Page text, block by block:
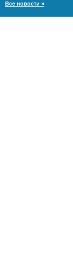
Все новости »